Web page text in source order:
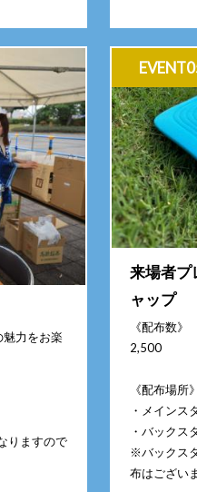
魅力をお楽
りますので
来場者プ
ャップ
《配布数》
2,500
《配布場所》
・メインス
・バックス
※バックス
布はござい